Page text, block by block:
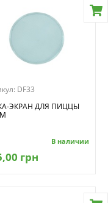
DF33
ЭКРАН ДЛЯ ПИЦЦЫ
В наличии
грн